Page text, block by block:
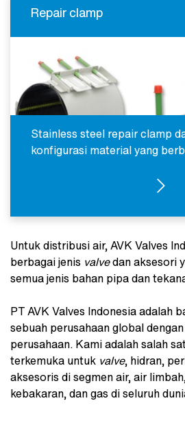
Repair clamp
Stainless steel repair clamp
konfigurasi material yang
REPAIR
Untuk distribusi air, AVK Valves
berbagai jenis valvedan aksesori
semua jenis bahan pipa dan
PT AVK Valves Indonesia adalah
sebuah perusahaan global
perusahaan. Kami adalah salah
terkemuka untuk valve, hidran,
aksesoris di segmen air, air
kebakaran, dan gas di seluruh